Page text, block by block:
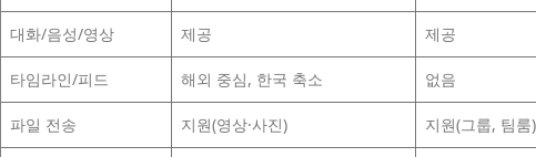
대화/음성/영상 제공 제공
타임라인/피드 해외 중심, 한국 축소 없음
파일 전송 지원(영상·사진) 지원(그룹, 팀룸)